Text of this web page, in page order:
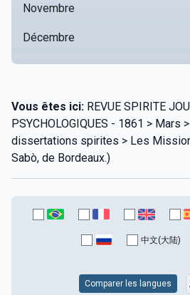
Novembre
Décembre
Vous êtes ici: REVUE SPIRITE
PSYCHOLOGIQUES - 1861 > Mars
dissertations spirites > Les
Sabò, de Bordeaux.)
中文(大陆)
Comparer les langues